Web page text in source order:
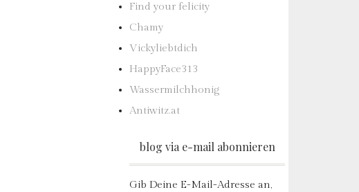
Find your felicity
Chamy
Vickyliebtdich
HappyFace313
Wassermilchhonig
Antiwitz.at
blog via e-mail abonnieren
Gib Deine E-Mail-Adresse an,